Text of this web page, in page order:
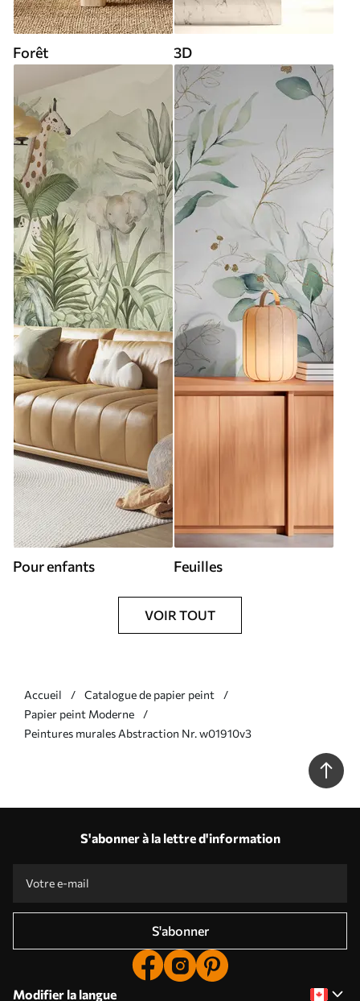
Forêt 3D
Pour enfants Feuilles
VOIR TOUT
Accueil
Catalogue de papier peint
Papier peint Moderne
Peintures murales Abstraction Nr. w01910v3
S'abonner à la lettre d'information
S'abonner
Modifier la langue